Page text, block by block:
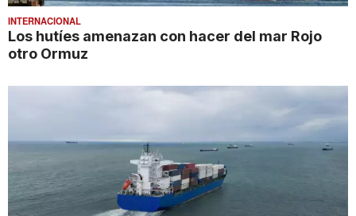
INTERNACIONAL
Los hutíes amenazan con hacer del mar Rojo
otro Ormuz